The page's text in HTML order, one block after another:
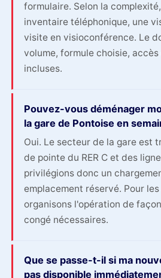
formulaire. Selon la
inventaire téléphonique, une
visite en visioconférence. Le
volume, formule choisie,
incluses.
Pouvez-vous déménager
la gare de Pontoise en
Oui. Le secteur de la gare est
de pointe du RER C et des
privilégions donc un
emplacement réservé. Pour
organisons l'opération de
congé nécessaires.
Que se passe-t-il si ma
pas disponible